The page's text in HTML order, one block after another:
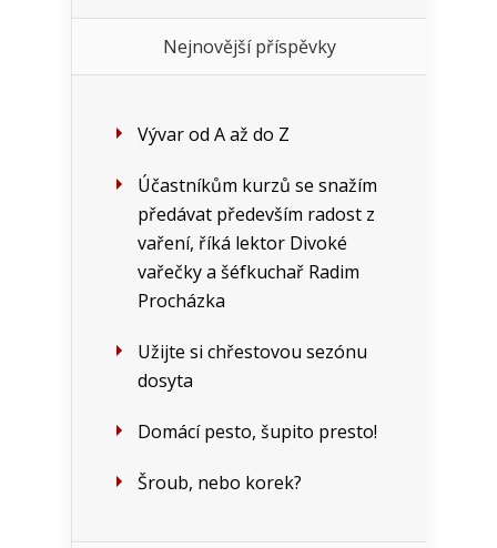
Nejnovější příspěvky
Vývar od A až do Z
Účastníkům kurzů se snažím
předávat především radost z
vaření, říká lektor Divoké
vařečky a šéfkuchař Radim
Procházka
Užijte si chřestovou sezónu
dosyta
Domácí pesto, šupito presto!
Šroub, nebo korek?